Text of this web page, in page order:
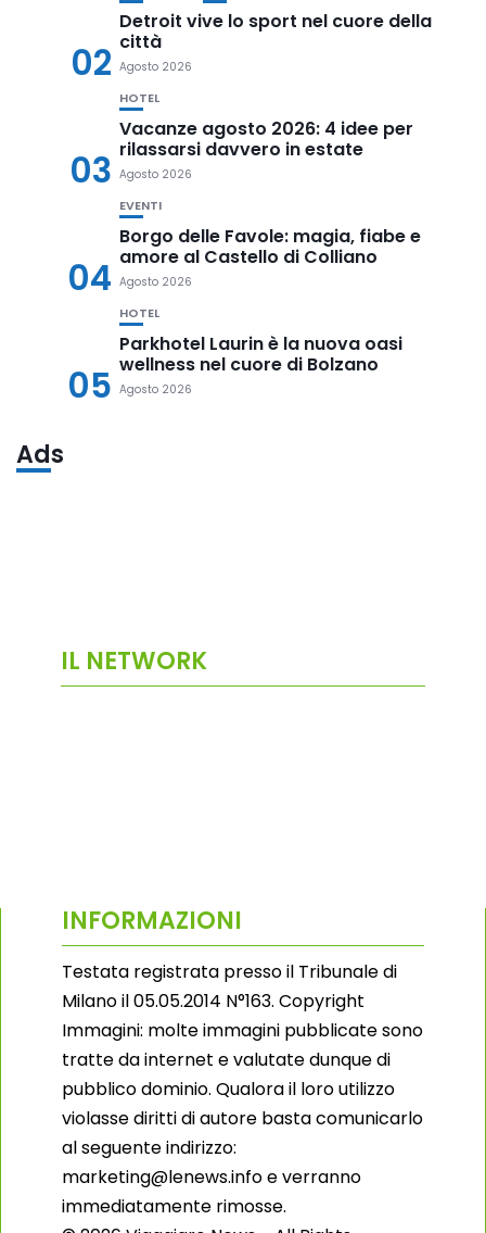
02
Detroit vive lo sport nel cuore della
città
Agosto 2026
03
HOTEL
Vacanze agosto 2026: 4 idee per
rilassarsi davvero in estate
Agosto 2026
04
EVENTI
Borgo delle Favole: magia, fiabe e
amore al Castello di Colliano
Agosto 2026
05
HOTEL
Parkhotel Laurin è la nuova oasi
wellness nel cuore di Bolzano
Agosto 2026
Ads
IL NETWORK
INFORMAZIONI
Testata registrata presso il Tribunale di
Milano il 05.05.2014 N°163. Copyright
Immagini: molte immagini pubblicate sono
tratte da internet e valutate dunque di
pubblico dominio. Qualora il loro utilizzo
violasse diritti di autore basta comunicarlo
al seguente indirizzo:
marketing@lenews.info e verranno
immediatamente rimosse.